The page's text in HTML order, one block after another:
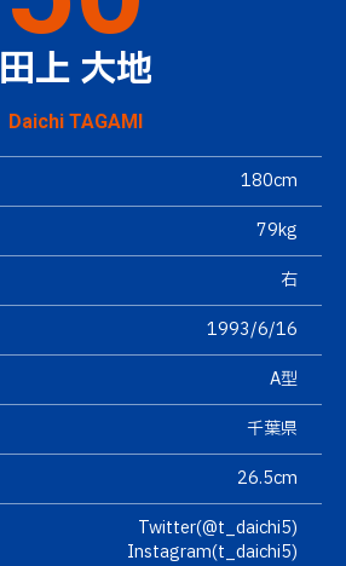
田上 大地
Daichi TAGAMI
180cm
79kg
右
1993/6/16
A型
千葉県
26.5cm
Twitter(@t_daichi5)
Instagram(t_daichi5)